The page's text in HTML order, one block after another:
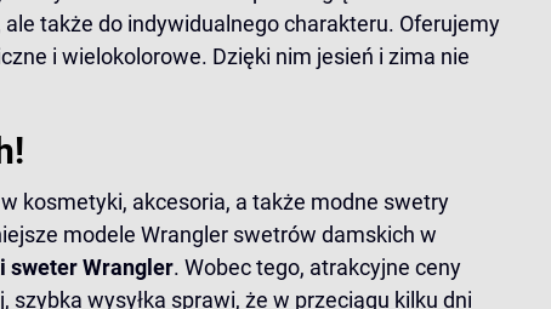
także do indywidualnego charakteru. Oferujemy
i wielokolorowe. Dzięki nim jesień i zima nie
kosmetyki, akcesoria, a także modne swetry
modele Wrangler swetrów damskich w
sweter Wrangler. Wobec tego, atrakcyjne ceny
wysyłka sprawi, że w przeciągu kilku dni